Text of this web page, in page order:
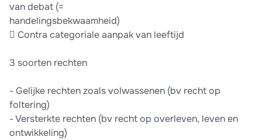
van debat (=
handelingsbekwaamheid)
 Contra categoriale aanpak van leeftijd
3 soorten rechten
- Gelijke rechten zoals volwassenen (bv recht op
foltering)
- Versterkte rechten (bv recht op overleven, leven en
ontwikkeling)